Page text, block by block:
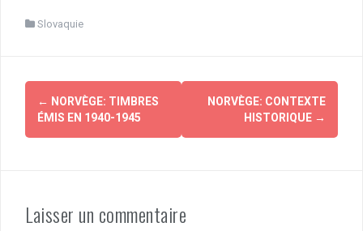
Slovaquie
Navigation
d'article
← NORVÈGE: TIMBRES
ÉMIS EN 1940-1945
NORVÈGE: CONTEXTE
HISTORIQUE →
Laisser un commentaire